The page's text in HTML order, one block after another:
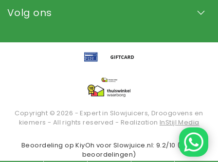
Volg ons
Copyright © 2026 - Expert in Slowjuicers, Droogovens en
kiemers - All rights reserved - Realization InStijl Media
Beoordeling opKiyOh voor Slowjuice.nl: 9.2/10 (2936
beoordelingen)